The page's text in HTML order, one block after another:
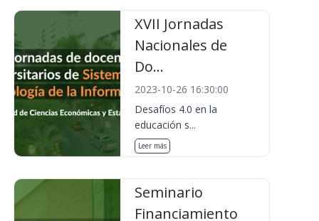
XVII Jornadas
Nacionales de
Do...
2023-10-26 16:30:00
Desafíos 4.0 en la
educación s...
Leer más
Seminario
Financiamiento